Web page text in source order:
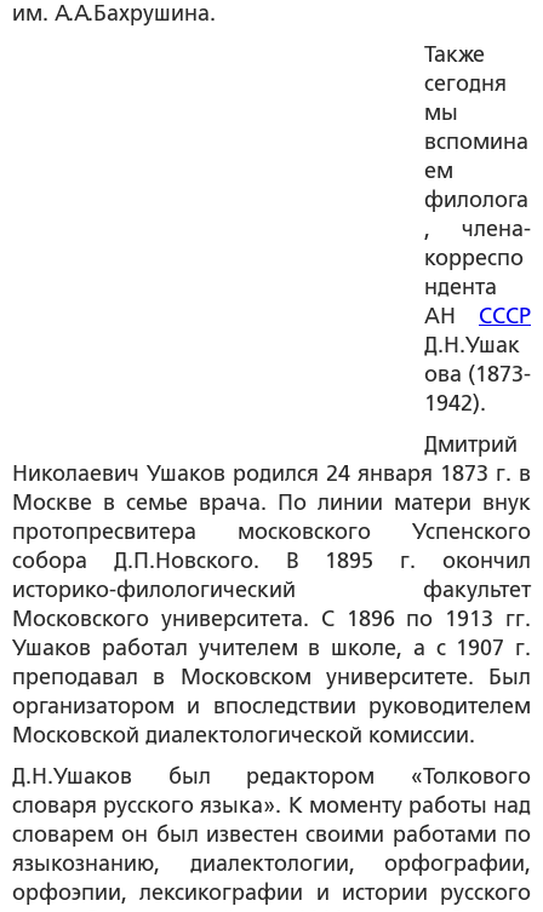
им. А.А.Бахрушина.
Также
сегодня
мы
вспомина
ем
филолога
, члена-
корреспо
ндента
АН СССР
Д.Н.Ушак
ова (1873-
1942).
Дмитрий
Николаевич Ушаков родился 24 января 1873 г. в
Москве в семье врача. По линии матери внук
протопресвитера московского Успенского
собора Д.П.Новского. В 1895 г. окончил
историко-филологический факультет
Московского университета. С 1896 по 1913 гг.
Ушаков работал учителем в школе, а с 1907 г.
преподавал в Московском университете. Был
организатором и впоследствии руководителем
Московской диалектологической комиссии.
Д.Н.Ушаков был редактором «Толкового
словаря русского языка». К моменту работы над
словарем он был известен своими работами по
языкознанию, диалектологии, орфографии,
орфоэпии, лексикографии и истории русского